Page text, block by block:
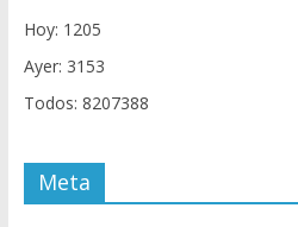
Hoy: 1205
Ayer: 3153
Todos: 8207388
Meta